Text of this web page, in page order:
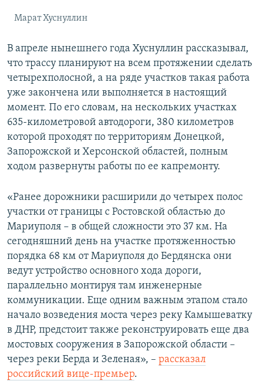
Марат Хуснуллин
В апреле нынешнего года Хуснуллин рассказывал,
что трассу планируют на всем протяжении сделать
четырехполосной, а на ряде участков такая работа
уже закончена или выполняется в настоящий
момент. По его словам, на нескольких участках
635-километровой автодороги, 380 километров
которой проходят по территориям Донецкой,
Запорожской и Херсонской областей, полным
ходом развернуты работы по ее капремонту.
«Ранее дорожники расширили до четырех полос
участки от границы с Ростовской областью до
Мариуполя – в общей сложности это 37 км. На
сегодняшний день на участке протяженностью
порядка 68 км от Мариуполя до Бердянска они
ведут устройство основного хода дороги,
параллельно монтируя там инженерные
коммуникации. Еще одним важным этапом стало
начало возведения моста через реку Камышеватку
в ДНР, предстоит также реконструировать еще два
мостовых сооружения в Запорожской области –
через реки Берда и Зеленая», – рассказал
российский вице-премьер.